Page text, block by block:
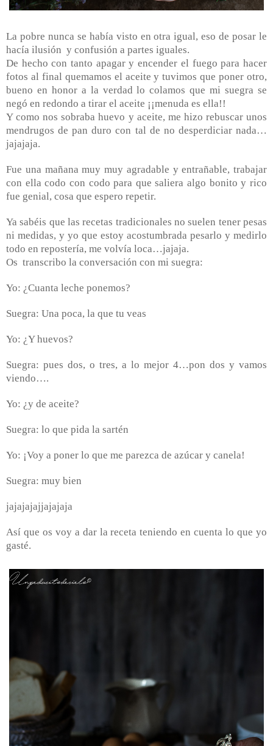
La pobre nunca se había visto en otra igual, eso de posar le
hacía ilusión y confusión a partes iguales.
De hecho con tanto apagar y encender el fuego para hacer
fotos al final quemamos el aceite y tuvimos que poner otro,
bueno en honor a la verdad lo colamos que mi suegra se
negó en redondo a tirar el aceite ¡¡menuda es ella!!
Y como nos sobraba huevo y aceite, me hizo rebuscar unos
mendrugos de pan duro con tal de no desperdiciar nada…
jajajaja.
Fue una mañana muy muy agradable y entrañable, trabajar
con ella codo con codo para que saliera algo bonito y rico
fue genial, cosa que espero repetir.
Ya sabéis que las recetas tradicionales no suelen tener pesas
ni medidas, y yo que estoy acostumbrada pesarlo y medirlo
todo en repostería, me volvía loca…jajaja.
Os transcribo la conversación con mi suegra:
Yo: ¿Cuanta leche ponemos?
Suegra: Una poca, la que tu veas
Yo: ¿Y huevos?
Suegra: pues dos, o tres, a lo mejor 4…pon dos y vamos
viendo….
Yo: ¿y de aceite?
Suegra: lo que pida la sartén
Yo: ¡Voy a poner lo que me parezca de azúcar y canela!
Suegra: muy bien
jajajajajjajajaja
Así que os voy a dar la receta teniendo en cuenta lo que yo
gasté.